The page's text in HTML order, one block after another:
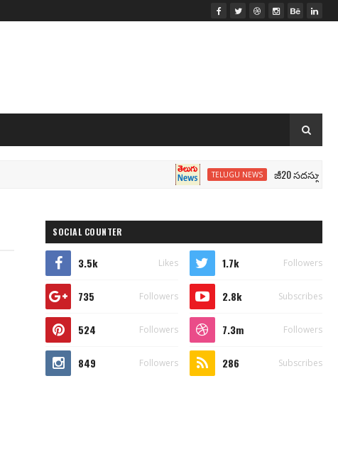
TELUGU NEWS జీ20 సదస్సు.. మోదీ
SOCIAL COUNTER
3.5k Likes 1.7k Followers
735 Followers 2.8k Subscribes
524 Followers 7.3m Followers
849 Followers 286 Subscribes